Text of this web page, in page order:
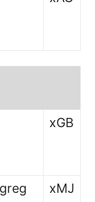
xGB
xMJ